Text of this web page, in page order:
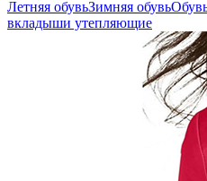
Летняя обувьЗимняя обувь
вкладыши утепляющие